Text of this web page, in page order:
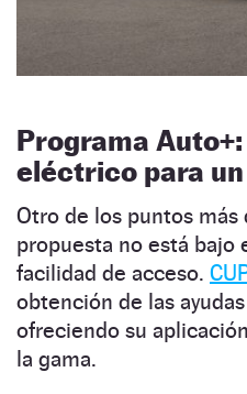
Programa
eléctrico para
Otro de los puntos más
propuesta no está bajo
facilidad de acceso.
obtención de las
ofreciendo su
la gama.